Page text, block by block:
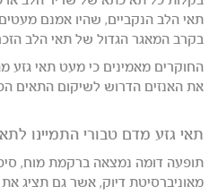
תאי הלב הנקביים, שהיו אמנם
בקרב המאגר הגדול של תאי הלב
החוקרים מאמינים כי מעט תאי גזע
את האנזים הדרוש לשיקום התאים
תאי גזע מדם טבורי התמיינו
תופעה דומה נמצאה ברקמת מוח,
מאוניברסיטת דיוק, אשר גם תציג